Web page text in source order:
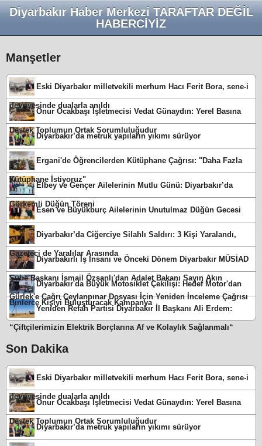
Diyarbakır Haber Merkezi TARAFTAR DEĞİL
HABERCİYİZ
Manşetler
Eski Diyarbakır milletvekili merhum Hacı Ferit Bora, sene-i
devriyesinde dualarla anıldı
Onur Ocakbaşı İşletmecisi Vedat Günaydın: Yerel Basına
Destek Toplumun Ortak Sorumluluğudur
Diyarbakır’da metruk yapıların yıkımı sürüyor
Ergani'de Öğrencilerden Kütüphane Çağrısı: "Daha Fazla
Kütüphane İstiyoruz"
Elbey ve Gençer Ailelerinin Mutlu Günü: Diyarbakır’da
Görkemli Düğün Töreni
Esen ve Büyükburç Ailelerinin Unutulmaz Düğün Gecesi
Diyarbakır’da Ciğerciye Silahlı Saldırı: 3 Kişi Yaralandı,
Gazeteci de Yaralılar Arasında
Diyarbakırlı İş İnsanı ve Önceki Dönem Diyarbakır MÜSİAD
Şube Başkanı İsmail Özşanlı'dan Adalet Bakanı Sayın Akın
Gürlek'e Çağrı Ceylanpınar Dosyası İçin Yeniden İnceleme Çağrısı
Diyarbakır'da Büyük Motosiklet Çekilişi: Hedef Motor'dan
Binlerce Kişiyi Buluşturacak Kampanya
Yeniden Refah Partisi Diyarbakır İl Başkanı Ali Erdem:
“Çiftçilerimizin Elektrik Borçlarına Af ve Kolaylık Sağlanmalı“
Son Dakika
Eski Diyarbakır milletvekili merhum Hacı Ferit Bora, sene-i
devriyesinde dualarla anıldı
Onur Ocakbaşı İşletmecisi Vedat Günaydın: Yerel Basına
Destek Toplumun Ortak Sorumluluğudur
Diyarbakır’da metruk yapıların yıkımı sürüyor